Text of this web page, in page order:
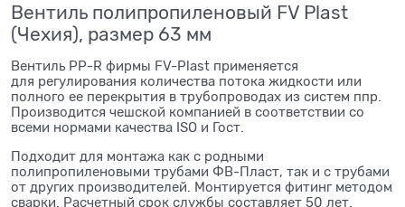
Вентиль полипропиленовый FV Plast
(Чехия), размер 63 мм
Вентиль PP-R фирмы FV-Plast применяется
для регулирования количества потока жидкости или
полного ее перекрытия в трубопроводах из систем ппр.
Производится чешской компанией в соответствии со
всеми нормами качества ISO и Гост.
Подходит для монтажа как с родными
полипропиленовыми трубами ФВ-Пласт, так и с трубами
от других производителей. Монтируется фитинг методом
сварки. Расчетный срок службы составляет 50 лет.